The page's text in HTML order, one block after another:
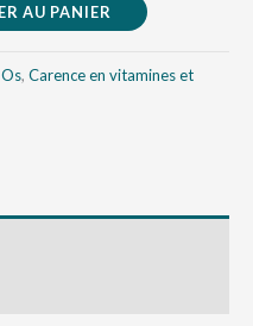
AU PANIER
, Carence en vitamines et